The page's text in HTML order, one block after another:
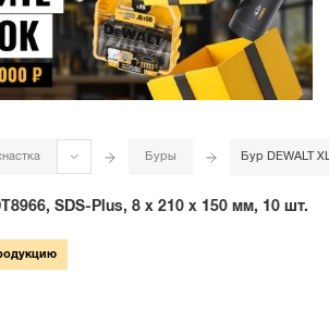
Буры Бур DEWALT
SDS-Plus, 8 x 210 x 150 мм, 10 шт.